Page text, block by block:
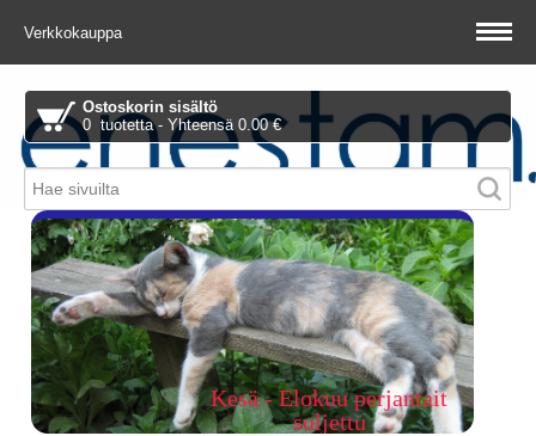
Verkkokauppa
Ostoskorin sisältö
0 tuotetta - Yhteensä 0.00 €
Piitie 1 A, 01510 Vantaa
Kesä - Elokuu perjantait
suljettu